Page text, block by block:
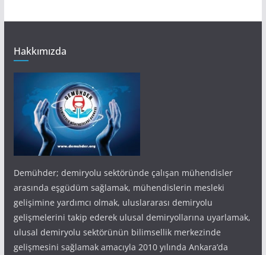
Hakkımızda
Demühder; demiryolu sektöründe çalışan mühendisler
arasında eşgüdüm sağlamak, mühendislerin mesleki
gelişimine yardımcı olmak, uluslararası demiryolu
gelişmelerini takip ederek ulusal demiryollarına uyarlamak,
ulusal demiryolu sektörünün bilimsellik merkezinde
gelişmesini sağlamak amacıyla 2010 yılında Ankara’da